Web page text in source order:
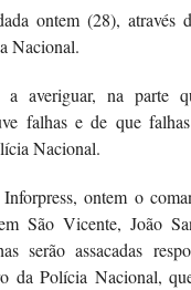
ontem (28), através
Nacional.
averiguar, na parte
falhas e de que
Nacional.
ontem o
São Vicente, João
serão assacadas
da Polícia Nacional,